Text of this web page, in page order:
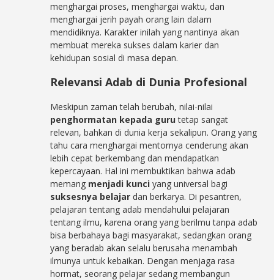
menghargai proses, menghargai waktu, dan
menghargai jerih payah orang lain dalam
mendidiknya. Karakter inilah yang nantinya akan
membuat mereka sukses dalam karier dan
kehidupan sosial di masa depan.
Relevansi Adab di Dunia Profesional
Meskipun zaman telah berubah, nilai-nilai
penghormatan kepada gurutetap sangat
relevan, bahkan di dunia kerja sekalipun. Orang yang
tahu cara menghargai mentornya cenderung akan
lebih cepat berkembang dan mendapatkan
kepercayaan. Hal ini membuktikan bahwa adab
memang menjadi kunci yang universal bagi
suksesnya belajar dan berkarya. Di pesantren,
pelajaran tentang adab mendahului pelajaran
tentang ilmu, karena orang yang berilmu tanpa adab
bisa berbahaya bagi masyarakat, sedangkan orang
yang beradab akan selalu berusaha menambah
ilmunya untuk kebaikan. Dengan menjaga rasa
hormat, seorang pelajar sedang membangun